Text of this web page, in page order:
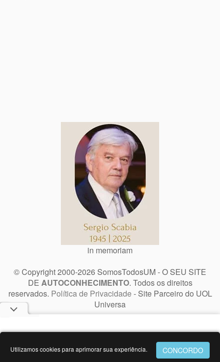
in memoriam
© Copyright 2000-2026 SomosTodosUM - O SEU SITE
DE AUTOCONHECIMENTO. Todos os direitos
reservados. Política de Privacidade - Site Parceiro do UOL
Universa
Utilizamos cookies para aprimorar sua experiência.